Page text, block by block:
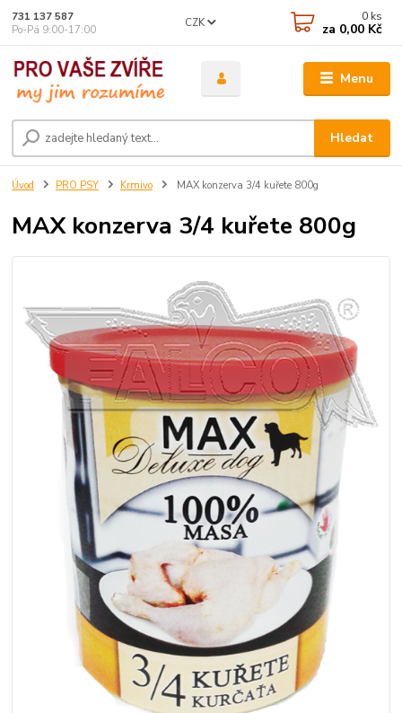
Menu
CZK
Hledat
731 137 587
Po-Pá 9:00-17:00
0 ks
za 0,00 Kč
Úvod PRO PSY Krmivo MAX konzerva 3/4 kuřete 800g
MAX konzerva 3/4 kuřete 800g